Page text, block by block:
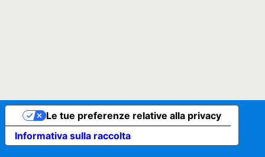
Informativa sulla raccolta
Le tue preferenze relative alla privacy